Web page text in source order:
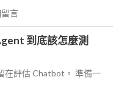
言
到底該怎麼測
在評估 Chatbot。 準備一